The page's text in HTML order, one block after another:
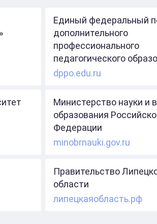
Единый федеральный
дополнительного
профессионального
педагогического
dppo.edu.ru
Министерство науки и
образования
Федерации
minobrnauki.gov.ru
Правительство
области
липецкаяобласть.рф